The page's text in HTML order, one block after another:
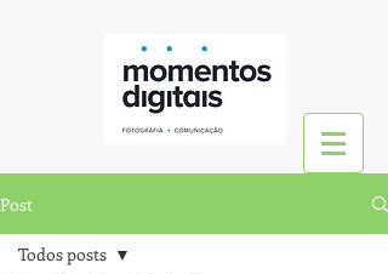
Post
Todos posts